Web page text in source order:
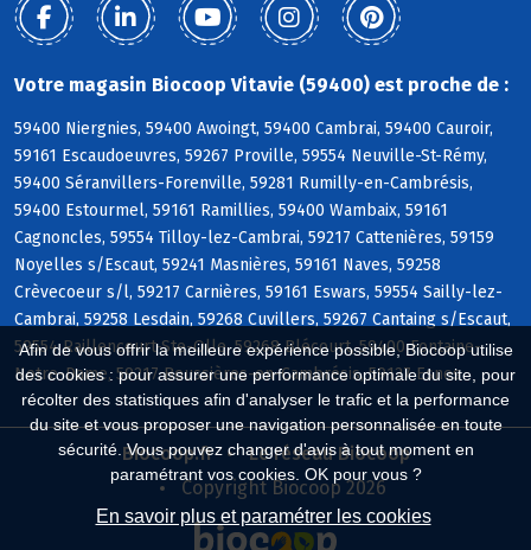
Afin de vous offrir la meilleure expérience possible, Biocoop utilise
des cookies : pour assurer une performance optimale du site, pour
récolter des statistiques afin d'analyser le trafic et la performance
du site et vous proposer une navigation personnalisée en toute
sécurité. Vous pouvez changer d'avis à tout moment en
paramétrant vos cookies. OK pour vous ?
En savoir plus et paramétrer les cookies
Votre magasin Biocoop Vitavie (59400) est proche de :
59400 Niergnies, 59400 Awoingt, 59400 Cambrai, 59400 Cauroir,
59161 Escaudoeuvres, 59267 Proville, 59554 Neuville-St-Rémy,
59400 Séranvillers-Forenville, 59281 Rumilly-en-Cambrésis,
59400 Estourmel, 59161 Ramillies, 59400 Wambaix, 59161
Cagnoncles, 59554 Tilloy-lez-Cambrai, 59217 Cattenières, 59159
Noyelles s/Escaut, 59241 Masnières, 59161 Naves, 59258
Crèvecoeur s/l, 59217 Carnières, 59161 Eswars, 59554 Sailly-lez-
Cambrai, 59258 Lesdain, 59268 Cuvillers, 59267 Cantaing s/Escaut,
59554 Raillencourt-Ste-Olle, 59268 Blécourt, 59400 Fontaine-
Notre-Dame, 59217 Boussières-en-Cambrésis, 59127 Esnes
Biocoop.fr
Le réseau Biocoop
Copyright Biocoop 2026